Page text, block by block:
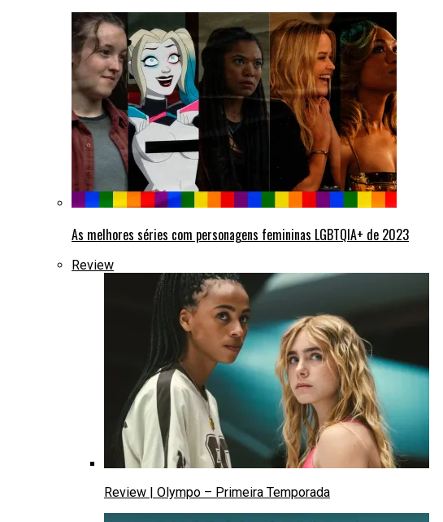
As melhores séries com personagens femininas LGBTQIA+ de 2023
Review
Review | Olympo – Primeira Temporada